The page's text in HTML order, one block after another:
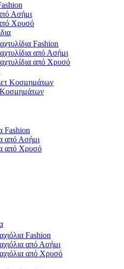
Ασήμι
Χρυσό
Fashion
από Ασήμι
από Χρυσό
Κοσμημάτων
Fashion
από Ασήμι
από Χρυσό
Fashion
από Ασήμι
από Χρυσό